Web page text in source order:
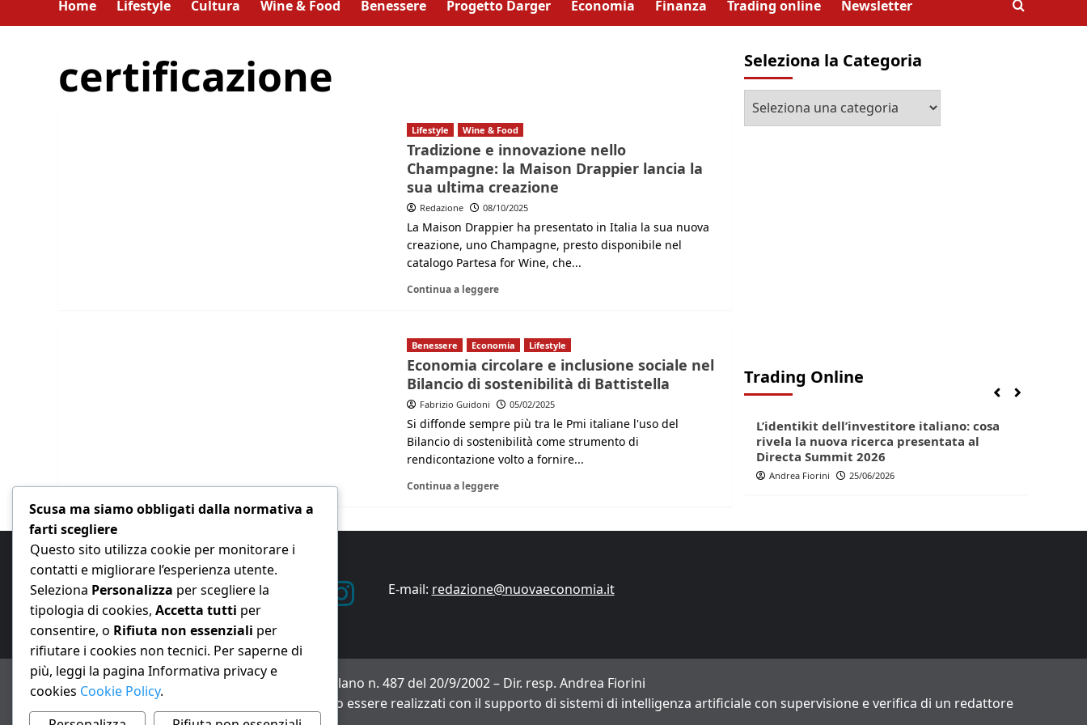
Home Lifestyle Cultura Wine & Food Benessere Progetto Darger Economia Finanza Trading online Newsletter
certificazione
Lifestyle Wine & Food
Tradizione e innovazione nello
Champagne: la Maison Drappier lancia la
sua ultima creazione
Redazione 08/10/2025
La Maison Drappier ha presentato in Italia la sua nuova
creazione, uno Champagne, presto disponibile nel
catalogo Partesa for Wine, che...
Continua a leggere
Benessere Economia Lifestyle
Economia circolare e inclusione sociale nel
Bilancio di sostenibilità di Battistella
Fabrizio Guidoni 05/02/2025
Si diffonde sempre più tra le Pmi italiane l'uso del
Bilancio di sostenibilità come strumento di
rendicontazione volto a fornire...
Continua a leggere
Seleziona la Categoria
Seleziona
la
Trading Online
Finanza Lifestyle Trading online
ITCup, il Trading Bootcamp riparte il 18
marzo
Andrea Fiorini 14/03/2024
Finanza Lifestyle Trading online
L’identikit dell’investitore italiano: cosa
rivela la nuova ricerca presentata al
Directa Summit 2026
Andrea Fiorini 25/06/2026
E-mail: redazione@nuovaeconomia.it
ANNO XXIII – Testata giornalistica reg. Trib. Milano n. 487 del 20/9/2002 – Dir. resp. Andrea Fiorini
Avviso IA: alcuni articoli di questo sito possono essere realizzati con il supporto di sistemi di intelligenza artificiale con supervisione e verifica di un redattore
Scusa ma siamo obbligati dalla normativa a
farti scegliere
Questo sito utilizza cookie per monitorare i
contatti e migliorare l’esperienza utente.
Seleziona Personalizza per scegliere la
tipologia di cookies, Accetta tutti per
consentire, o Rifiuta non essenziali per
rifiutare i cookies non tecnici. Per saperne di
più, leggi la pagina Informativa privacy e
cookies Cookie Policy.